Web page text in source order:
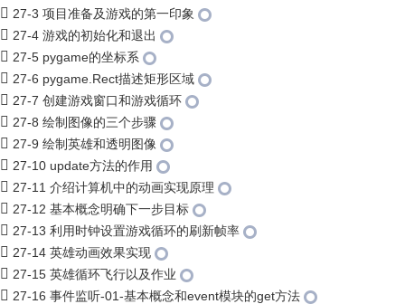
27-3 项目准备及游戏的第一印象
27-4 游戏的初始化和退出
27-5 pygame的坐标系
27-6 pygame.Rect描述矩形区域
27-7 创建游戏窗口和游戏循环
27-8 绘制图像的三个步骤
27-9 绘制英雄和透明图像
27-10 update方法的作用
27-11 介绍计算机中的动画实现原理
27-12 基本概念明确下一步目标
27-13 利用时钟设置游戏循环的刷新帧率
27-14 英雄动画效果实现
27-15 英雄循环飞行以及作业
27-16 事件监听-01-基本概念和event模块的get方法